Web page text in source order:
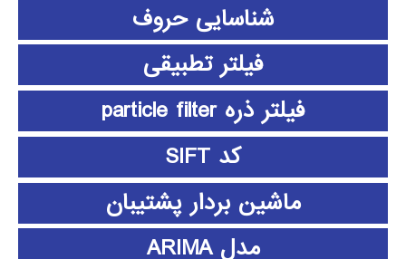
شناسایی حروف
فیلتر تطبیقی
فیلتر ذره particle filter
کد SIFT
ماشین بردار پشتیبان
مدل ARIMA